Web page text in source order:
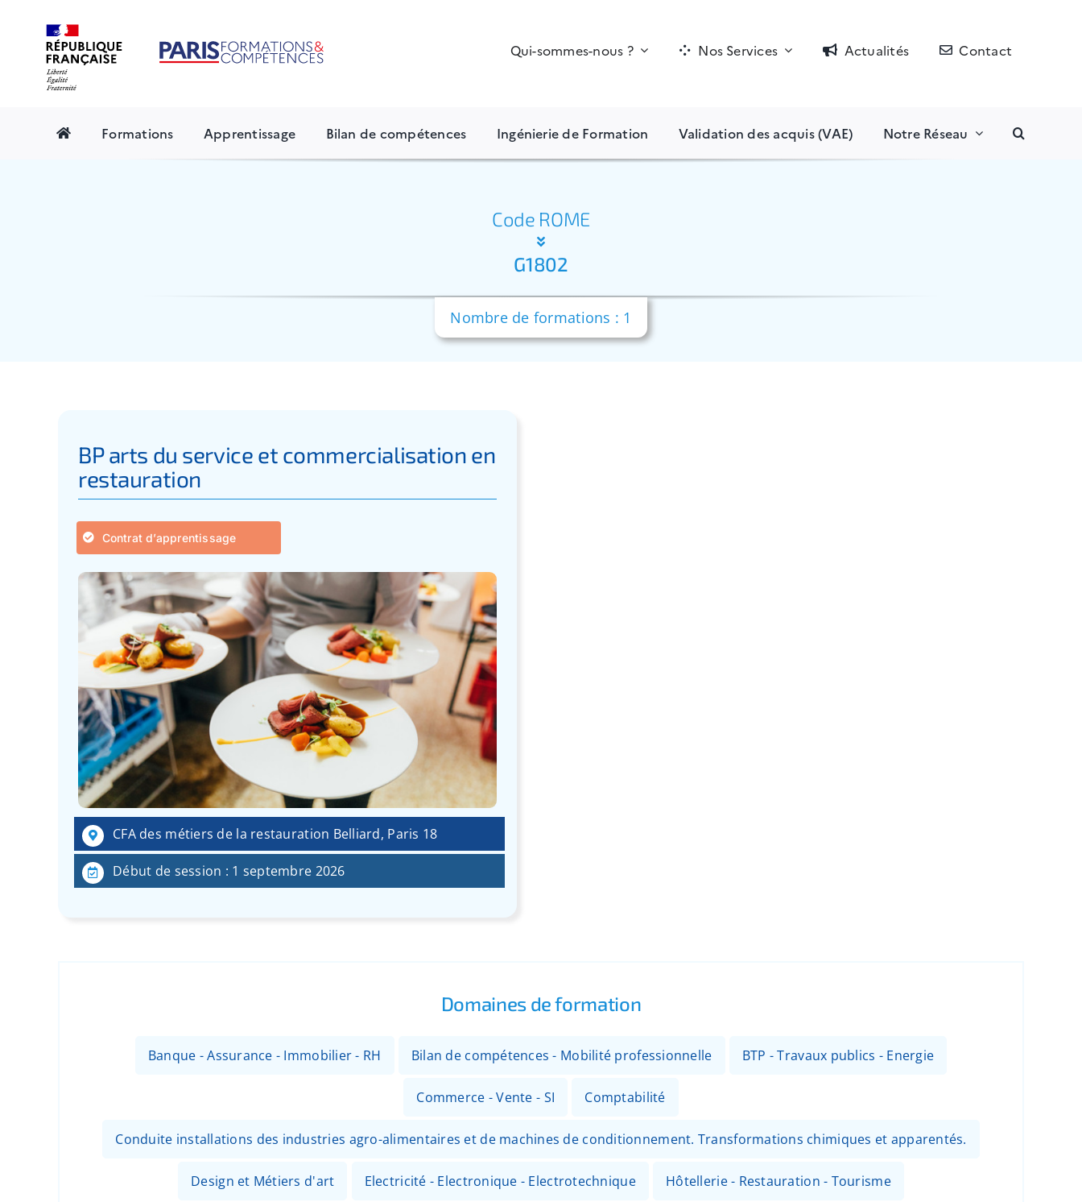
content
Qui-sommes-nous ? Nos Services Actualités Contact
Formations Apprentissage Bilan de compétences Ingénierie de Formation Validation des acquis (VAE) Notre Réseau
Code ROME
G1802
Nombre de formations : 1
BP arts du service et commercialisation en
restauration
Contrat d’apprentissage
CFA des métiers de la restauration Belliard, Paris 18
Début de session : 1 septembre 2026
Domaines de formation
Banque - Assurance - Immobilier - RH Bilan de compétences - Mobilité professionnelle BTP - Travaux publics - Energie
Commerce - Vente - SI Comptabilité
Conduite installations des industries agro-alimentaires et de machines de conditionnement. Transformations chimiques et apparentés.
Design et Métiers d'art Electricité - Electronique - Electrotechnique Hôtellerie - Restauration - Tourisme